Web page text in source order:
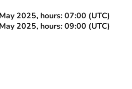
2025, hours: 07:00 (UTC)
2025, hours: 09:00 (UTC)